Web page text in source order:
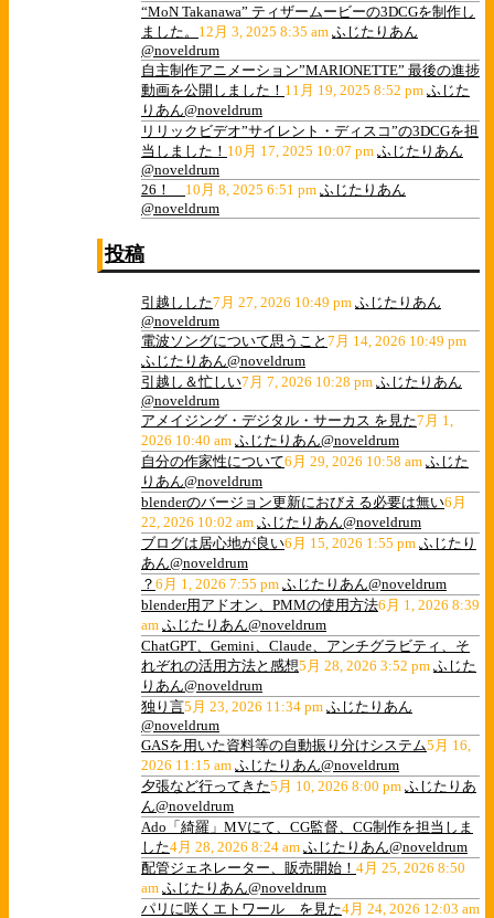
“MoN Takanawa” ティザームービーの3DCGを制作し
ました。 12月 3, 2025 8:35 am ふじたりあん
@noveldrum
自主制作アニメーション”MARIONETTE” 最後の進捗
動画を公開しました！ 11月 19, 2025 8:52 pm ふじた
りあん@noveldrum
リリックビデオ”サイレント・ディスコ”の3DCGを担
当しました！ 10月 17, 2025 10:07 pm ふじたりあん
@noveldrum
26！ 10月 8, 2025 6:51 pm ふじたりあん
@noveldrum
投稿
引越しした7月 27, 2026 10:49 pm ふじたりあん
@noveldrum
電波ソングについて思うこと 7月 14, 2026 10:49 pm
ふじたりあん@noveldrum
引越し＆忙しい7月 7, 2026 10:28 pm ふじたりあん
@noveldrum
アメイジング・デジタル・サーカス を見た7月 1,
2026 10:40 am ふじたりあん@noveldrum
自分の作家性について6月 29, 2026 10:58 am ふじた
りあん@noveldrum
blenderのバージョン更新におびえる必要は無い6月
22, 2026 10:02 am ふじたりあん@noveldrum
ブログは居心地が良い6月 15, 2026 1:55 pm ふじたり
あん@noveldrum
？ 6月 1, 2026 7:55 pm ふじたりあん@noveldrum
blender用アドオン、PMMの使用方法6月 1, 2026 8:39
am ふじたりあん@noveldrum
ChatGPT、Gemini、Claude、アンチグラビティ、そ
れぞれの活用方法と感想5月 28, 2026 3:52 pm ふじた
りあん@noveldrum
独り言5月 23, 2026 11:34 pm ふじたりあん
@noveldrum
GASを用いた資料等の自動振り分けシステム5月 16,
2026 11:15 am ふじたりあん@noveldrum
夕張など行ってきた5月 10, 2026 8:00 pm ふじたりあ
ん@noveldrum
Ado「綺羅」MVにて、CG監督、CG制作を担当しま
した4月 28, 2026 8:24 am ふじたりあん@noveldrum
配管ジェネレーター、販売開始！ 4月 25, 2026 8:50
am ふじたりあん@noveldrum
パリに咲くエトワール を見た4月 24, 2026 12:03 am